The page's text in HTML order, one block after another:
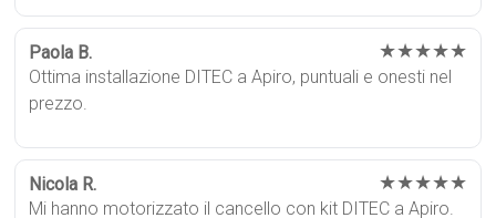
Paola B. ★★★★★
Ottima installazione DITEC a Apiro, puntuali e onesti nel
prezzo.
Nicola R. ★★★★★
Mi hanno motorizzato il cancello con kit DITEC a Apiro.